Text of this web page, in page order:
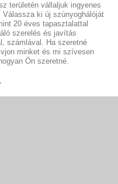
területén vállaljuk ingyenes
ki új szúnyoghálóját
20 éves tapasztalattal
szerelés és javítás
számlával. Ha szeretné
minket és mi szívesen
Ön szeretné.